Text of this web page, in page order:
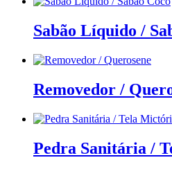
Sabão Líquido /
Removedor /
Pedra Sanitária /